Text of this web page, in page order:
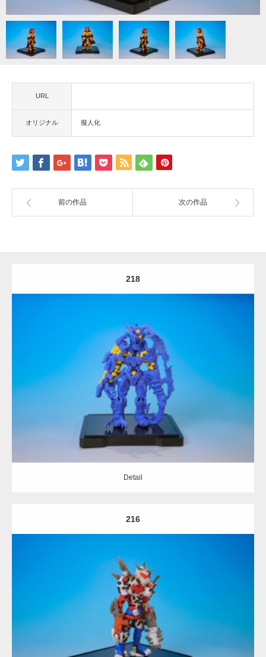
URL
オリジナル 擬人化
前の作品 次の作品
218
Update:2020.02.15
Category:擬人化
Detail
216
Update:2020.02.15
Category:擬人化
オリジナル
プロフィール
お知らせ